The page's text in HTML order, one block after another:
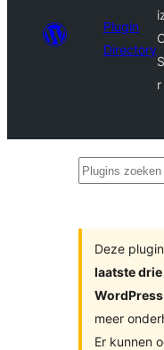
Plugin
Directory
r
Plugins
Deze plugin
laatste
WordPress
meer
Er kunnen